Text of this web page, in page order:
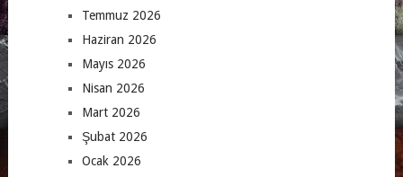
Temmuz 2026
Haziran 2026
Mayıs 2026
Nisan 2026
Mart 2026
Şubat 2026
Ocak 2026